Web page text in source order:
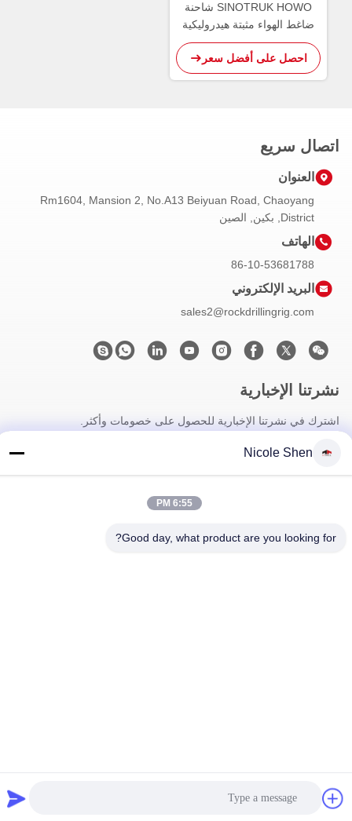
SINOTRUK HOWO شاحنة
ضاغط الهواء مثبتة هيدروليكية
متكاملة حفر البئر
احصل على أفضل سعر
اتصال سريع
العنوان
Rm1604, Mansion 2, No.A13 Beiyuan Road, Chaoyang
District, بكين, الصين
الهاتف
86-10-53681788
البريد الإلكتروني
sales2@rockdrillingrig.com
نشرتنا الإخبارية
اشترك في نشرتنا الإخبارية للحصول على خصومات وأكثر.
Nicole Shen
6:55 PM
Good day, what product are you looking for?